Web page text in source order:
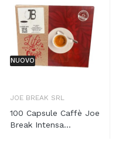
NUOVO
JOE BREAK SRL
100 Capsule Caffè Joe
Break Intensa...